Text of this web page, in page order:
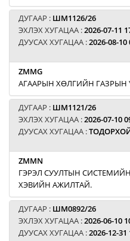
ДУГААР : ШМ1126/26
ЭХЛЭХ ХУГАЦАА :2026-07-11
ДУУСАХ ХУГАЦАА :2026-08-10
ZMMG
АГААРЫН ХӨЛГИЙН ГАЗРЫН
ДУГААР : ШМ1121/26
ЭХЛЭХ ХУГАЦАА :2026-07-10
ДУУСАХ ХУГАЦАА :
ZMMN
ГЭРЭЛ СУУЛТЫН
ХЭВИЙН АЖИЛТАЙ.
ДУГААР : ШМ0892/26
ЭХЛЭХ ХУГАЦАА :2026-06-10
ДУУСАХ ХУГАЦАА :2026-12-31